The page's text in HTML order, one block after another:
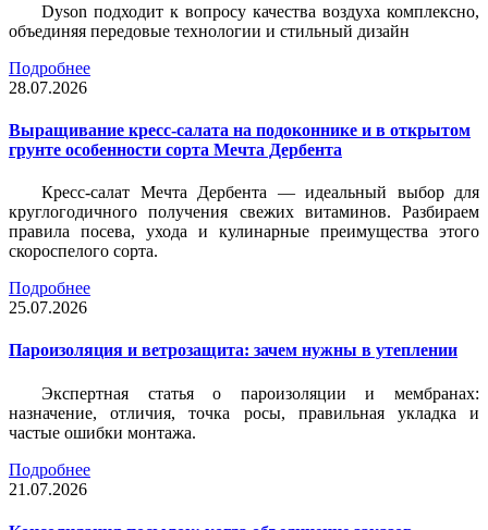
Dyson подходит к вопросу качества воздуха комплексно,
объединяя передовые технологии и стильный дизайн
Подробнее
28.07.2026
Выращивание кресс-салата на подоконнике и в открытом
грунте особенности сорта Мечта Дербента
Кресс-салат Мечта Дербента — идеальный выбор для
круглогодичного получения свежих витаминов. Разбираем
правила посева, ухода и кулинарные преимущества этого
скороспелого сорта.
Подробнее
25.07.2026
Пароизоляция и ветрозащита: зачем нужны в утеплении
Экспертная статья о пароизоляции и мембранах:
назначение, отличия, точка росы, правильная укладка и
частые ошибки монтажа.
Подробнее
21.07.2026